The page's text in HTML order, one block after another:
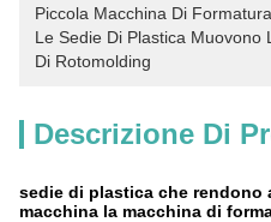
Piccola Macchina Di
Le Sedie Di Plastica Muovono
Di Rotomolding
Descrizione Di
sedie di plastica che rendono
macchina la macchina di